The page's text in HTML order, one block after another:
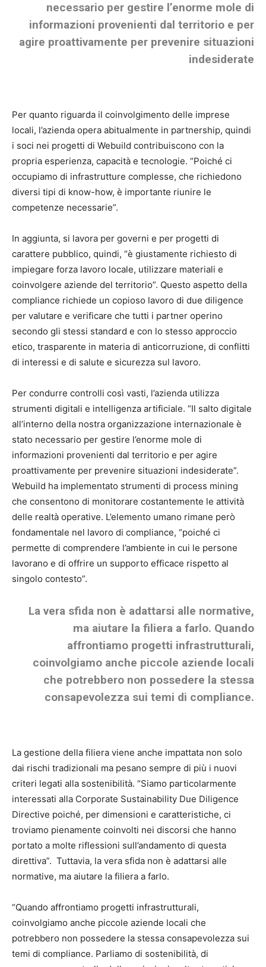
necessario per gestire l’enorme mole di
informazioni provenienti dal territorio e per
agire proattivamente per prevenire situazioni
indesiderate
Per quanto riguarda il coinvolgimento delle imprese
locali, l’azienda opera abitualmente in partnership, quindi
i soci nei progetti di Webuild contribuiscono con la
propria esperienza, capacità e tecnologie. “Poiché ci
occupiamo di infrastrutture complesse, che richiedono
diversi tipi di know-how, è importante riunire le
competenze necessarie”.
In aggiunta, si lavora per governi e per progetti di
carattere pubblico, quindi, “è giustamente richiesto di
impiegare forza lavoro locale, utilizzare materiali e
coinvolgere aziende del territorio”. Questo aspetto della
compliance richiede un copioso lavoro di due diligence
per valutare e verificare che tutti i partner operino
secondo gli stessi standard e con lo stesso approccio
etico, trasparente in materia di anticorruzione, di conflitti
di interessi e di salute e sicurezza sul lavoro.
Per condurre controlli così vasti, l’azienda utilizza
strumenti digitali e intelligenza artificiale. “Il salto digitale
all’interno della nostra organizzazione internazionale è
stato necessario per gestire l’enorme mole di
informazioni provenienti dal territorio e per agire
proattivamente per prevenire situazioni indesiderate”.
Webuild ha implementato strumenti di process mining
che consentono di monitorare costantemente le attività
delle realtà operative. L’elemento umano rimane però
fondamentale nel lavoro di compliance, “poiché ci
permette di comprendere l’ambiente in cui le persone
lavorano e di offrire un supporto efficace rispetto al
singolo contesto”.
La vera sfida non è adattarsi alle normative,
ma aiutare la filiera a farlo. Quando
affrontiamo progetti infrastrutturali,
coinvolgiamo anche piccole aziende locali
che potrebbero non possedere la stessa
consapevolezza sui temi di compliance.
La gestione della filiera viene anche impattata non solo
dai rischi tradizionali ma pesano sempre di più i nuovi
criteri legati alla sostenibilità. “Siamo particolarmente
interessati alla Corporate Sustainability Due Diligence
Directive poiché, per dimensioni e caratteristiche, ci
troviamo pienamente coinvolti nei discorsi che hanno
portato a molte riflessioni sull’andamento di questa
direttiva”. Tuttavia, la vera sfida non è adattarsi alle
normative, ma aiutare la filiera a farlo.
“Quando affrontiamo progetti infrastrutturali,
coinvolgiamo anche piccole aziende locali che
potrebbero non possedere la stessa consapevolezza sui
temi di compliance. Parliamo di sostenibilità, di